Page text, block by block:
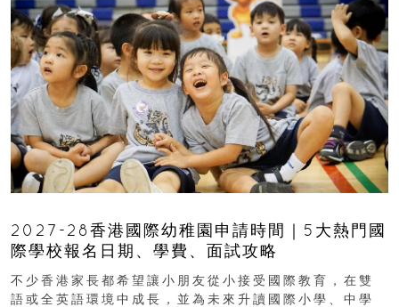
2027-28香港國際幼稚園申請時間｜5大熱門國
際學校報名日期、學費、面試攻略
不少香港家長都希望讓小朋友從小接受國際教育，在雙
語或全英語環境中成長，並為未來升讀國際小學、中學